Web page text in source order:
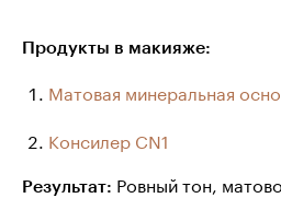
Продукты в макияже:
Матовая минеральная
Консилер CN1
Результат: Ровный тон,